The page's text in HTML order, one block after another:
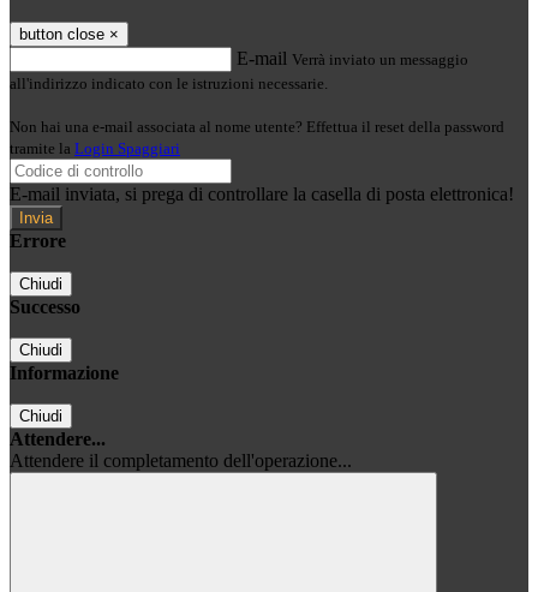
button close ×
E-mail Verrà inviato un messaggio
all'indirizzo indicato con le istruzioni necessarie.
Non hai una e-mail associata al nome utente? Effettua il reset della password
tramite la Login Spaggiari
E-mail inviata, si prega di controllare la casella di posta elettronica!
Errore
Chiudi
Successo
Chiudi
Informazione
Chiudi
Attendere...
Attendere il completamento dell'operazione...